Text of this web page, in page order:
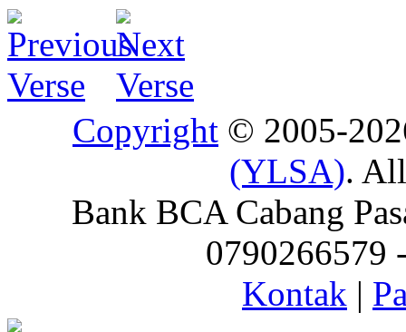
Copyright © 2005-
(YLSA).
Bank BCA Cabang
0790266579
Kontak |